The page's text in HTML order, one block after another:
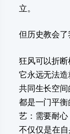
立。
但历史教会了
狂风可以折
它永远无法
共同生长空
都是一门平
艺：需要耐
不仅仅是在